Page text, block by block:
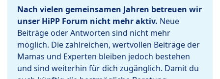
Nach vielen gemeinsamen Jahren betreuen wir
unser HiPP Forum nicht mehr aktiv. Neue
Beiträge oder Antworten sind nicht mehr
möglich. Die zahlreichen, wertvollen Beiträge der
Mamas und Experten bleiben jedoch bestehen
und sind weiterhin für dich zugänglich. Damit du